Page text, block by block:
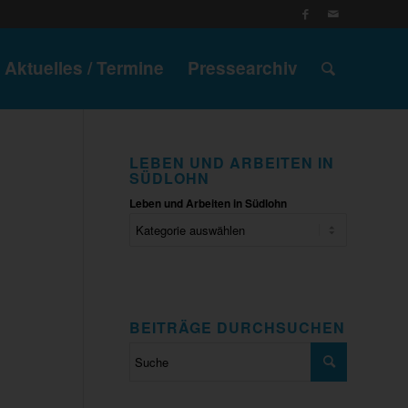
Aktuelles / Termine Pressearchiv
LEBEN UND ARBEITEN IN
SÜDLOHN
Leben und Arbeiten in Südlohn
BEITRÄGE DURCHSUCHEN